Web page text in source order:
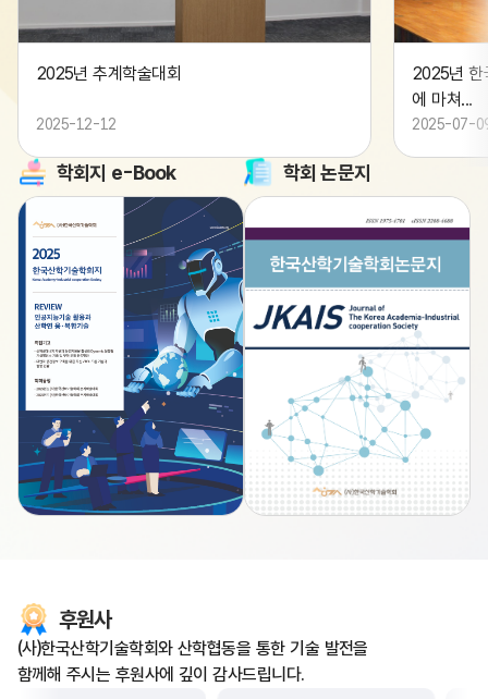
2025년 추계학술대회
2025-12-12
2025년 한
에 마쳐...
2025-07-
학회지 e-Book 학회 논문지
후원사
(사)한국산학기술학회와 산학협동을 통한 기술 발전을
함께해 주시는 후원사에 깊이 감사드립니다.